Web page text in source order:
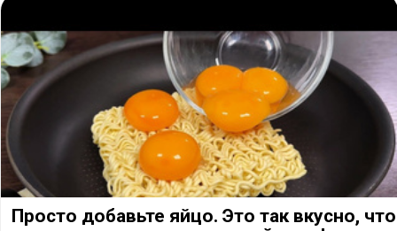
Просто добавьте яйцо. Это так вкусно, что